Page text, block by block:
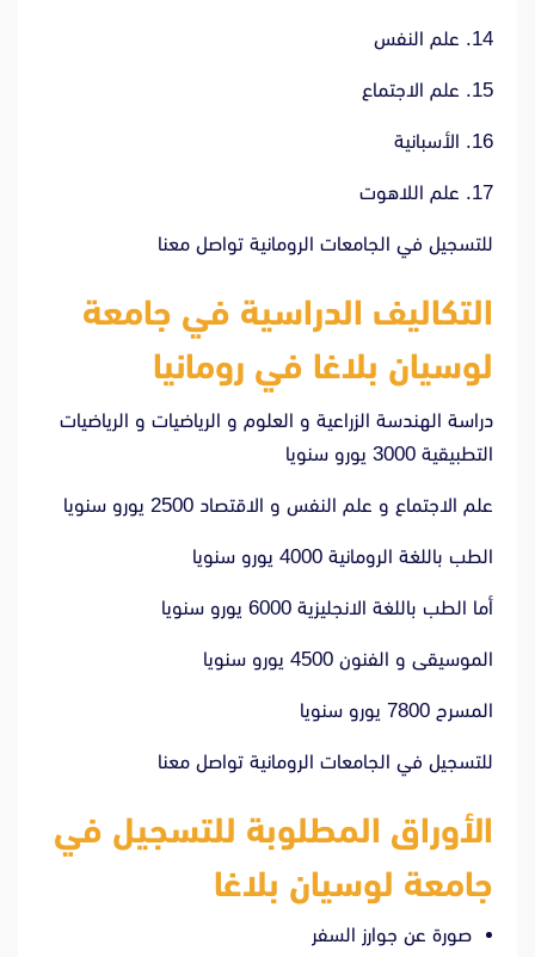
14. علم النفس
15. علم الاجتماع
16. الأسبانية
17. علم اللاهوت
للتسجيل في الجامعات الرومانية تواصل معنا
التكاليف الدراسية في جامعة
لوسيان بلاغا في رومانيا
دراسة الهندسة الزراعية و العلوم و الرياضيات و الرياضيات
التطبيقية 3000 يورو سنويا
علم الاجتماع و علم النفس و الاقتصاد 2500 يورو سنويا
الطب باللغة الرومانية 4000 يورو سنويا
أما الطب باللغة الانجليزية 6000 يورو سنويا
الموسيقى و الفنون 4500 يورو سنويا
المسرح 7800 يورو سنويا
للتسجيل في الجامعات الرومانية تواصل معنا
الأوراق المطلوبة للتسجيل في
جامعة لوسيان بلاغا
صورة عن جوارز السفر